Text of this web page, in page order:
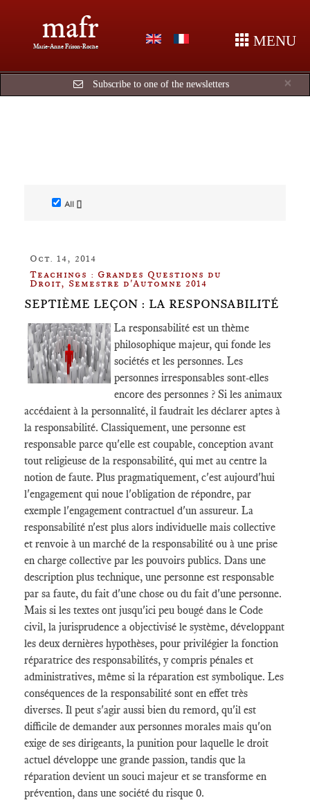
mafr
Marie-Anne Frison-Roche MENU
×
Subscribe to one of the newsletters
All []
Oct. 14, 2014
Teachings : Grandes Questions du
Droit, Semestre d'Automne 2014
SEPTIÈME LEÇON : LA RESPONSABILITÉ
La responsabilité est un thème
philosophique majeur, qui fonde les
sociétés et les personnes. Les
personnes irresponsables sont-elles
encore des personnes ? Si les animaux
accédaient à la personnalité, il faudrait les déclarer aptes à
la responsabilité. Classiquement, une personne est
responsable parce qu'elle est coupable, conception avant
tout religieuse de la responsabilité, qui met au centre la
notion de faute. Plus pragmatiquement, c'est aujourd'hui
l'engagement qui noue l'obligation de répondre, par
exemple l'engagement contractuel d'un assureur. La
responsabilité n'est plus alors individuelle mais collective
et renvoie à un marché de la responsabilité ou à une prise
en charge collective par les pouvoirs publics. Dans une
description plus technique, une personne est responsable
par sa faute, du fait d'une chose ou du fait d'une personne.
Mais si les textes ont jusqu'ici peu bougé dans le Code
civil, la jurisprudence a objectivisé le système, développant
les deux dernières hypothèses, pour privilégier la fonction
réparatrice des responsabilités, y compris pénales et
administratives, même si la réparation est symbolique. Les
conséquences de la responsabilité sont en effet très
diverses. Il peut s'agir aussi bien du remord, qu'il est
difficile de demander aux personnes morales mais qu'on
exige de ses dirigeants, la punition pour laquelle le droit
actuel développe une grande passion, tandis que la
réparation devient un souci majeur et se transforme en
prévention, dans une société du risque 0.